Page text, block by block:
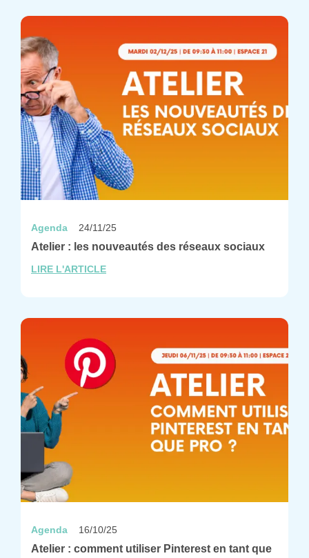
Agenda 24/11/25
Atelier : les nouveautés des réseaux sociaux
LIRE L'ARTICLE
Agenda 16/10/25
Atelier : comment utiliser Pinterest en tant que